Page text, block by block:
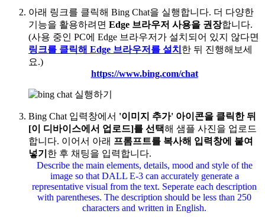
아래 링크를 클릭해 Bing Chat을 실행합니다. 더 다양한
기능을 활용하려면 Edge 브라우저 사용을 권장합니다.
(사용 중인 PC에 Edge 브라우저가 설치되어 있지 않다면
링크를 클릭해 Edge 브라우저를 설치 한 뒤 진행해보세
요.)
https://www.bing.com/chat
Bing Chat 입력창에서 '이미지 추가' 아이콘을 클릭한 뒤
[이 디바이스에서 업로드]를 선택해 샘플 사진을 업로드
합니다. 이어서 아래 프롬프트를 복사해 입력창에 붙여
넣기 한 후 채팅을 입력합니다.
Describe the main elements, details, mood and style of the
image so that DALL E-3 can accurately generate a
representative visual from the text. Seperate each description
with parentheses. The description should be less than 250
characters and written in English.